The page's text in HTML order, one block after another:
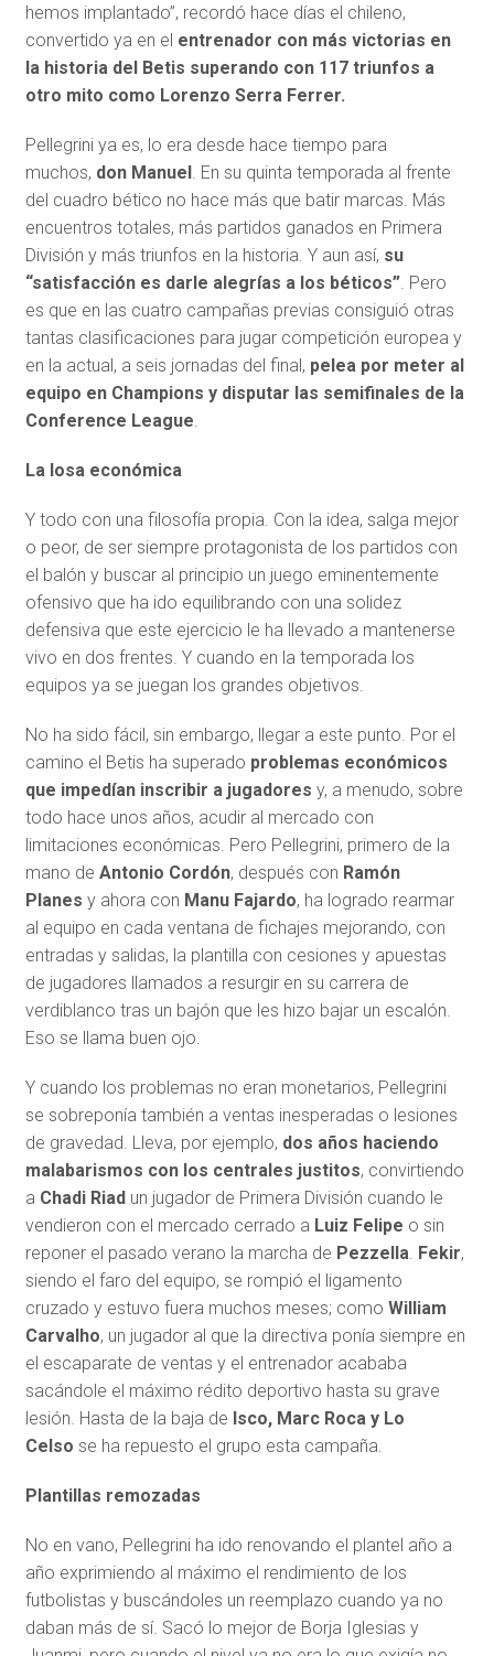
hemos implantado”, recordó hace días el chileno,
convertido ya en el entrenador con más victorias en
la historia del Betis superando con 117 triunfos a
otro mito como Lorenzo Serra Ferrer.
Pellegrini ya es, lo era desde hace tiempo para
muchos, don Manuel. En su quinta temporada al frente
del cuadro bético no hace más que batir marcas. Más
encuentros totales, más partidos ganados en Primera
División y más triunfos en la historia. Y aun así, su
“satisfacción es darle alegrías a los béticos”. Pero
es que en las cuatro campañas previas consiguió otras
tantas clasificaciones para jugar competición europea y
en la actual, a seis jornadas del final, pelea por meter al
equipo en Champions y disputar las semifinales de la
Conference League.
La losa económica
Y todo con una filosofía propia. Con la idea, salga mejor
o peor, de ser siempre protagonista de los partidos con
el balón y buscar al principio un juego eminentemente
ofensivo que ha ido equilibrando con una solidez
defensiva que este ejercicio le ha llevado a mantenerse
vivo en dos frentes. Y cuando en la temporada los
equipos ya se juegan los grandes objetivos.
No ha sido fácil, sin embargo, llegar a este punto. Por el
camino el Betis ha superado problemas económicos
que impedían inscribir a jugadores y, a menudo, sobre
todo hace unos años, acudir al mercado con
limitaciones económicas. Pero Pellegrini, primero de la
mano de Antonio Cordón, después con Ramón
Planes y ahora con Manu Fajardo, ha logrado rearmar
al equipo en cada ventana de fichajes mejorando, con
entradas y salidas, la plantilla con cesiones y apuestas
de jugadores llamados a resurgir en su carrera de
verdiblanco tras un bajón que les hizo bajar un escalón.
Eso se llama buen ojo.
Y cuando los problemas no eran monetarios, Pellegrini
se sobreponía también a ventas inesperadas o lesiones
de gravedad. Lleva, por ejemplo, dos años haciendo
malabarismos con los centrales justitos, convirtiendo
a Chadi Riad un jugador de Primera División cuando le
vendieron con el mercado cerrado a Luiz Felipe o sin
reponer el pasado verano la marcha de Pezzella. Fekir,
siendo el faro del equipo, se rompió el ligamento
cruzado y estuvo fuera muchos meses; como William
Carvalho, un jugador al que la directiva ponía siempre en
el escaparate de ventas y el entrenador acababa
sacándole el máximo rédito deportivo hasta su grave
lesión. Hasta de la baja de Isco, Marc Roca y Lo
Celso se ha repuesto el grupo esta campaña.
Plantillas remozadas
No en vano, Pellegrini ha ido renovando el plantel año a
año exprimiendo al máximo el rendimiento de los
futbolistas y buscándoles un reemplazo cuando ya no
daban más de sí. Sacó lo mejor de Borja Iglesias y